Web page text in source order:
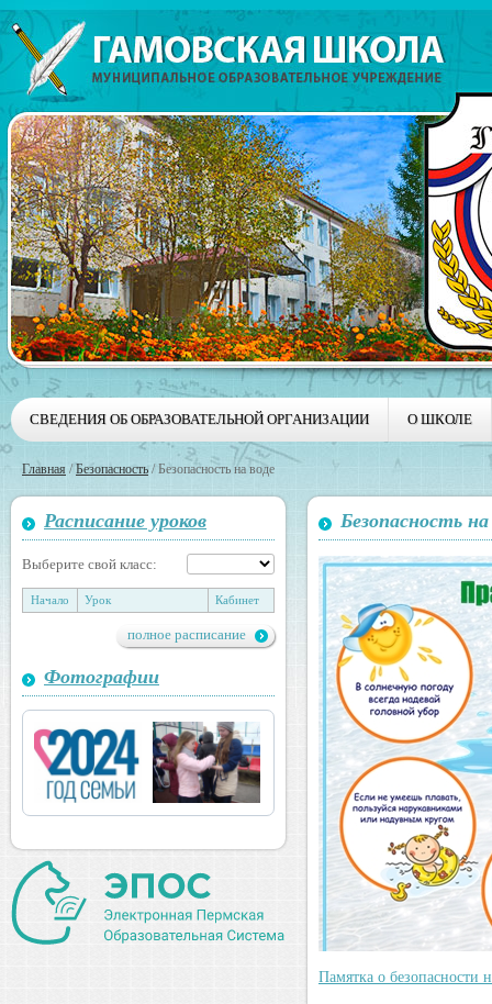
СВЕДЕНИЯ ОБ ОБРАЗОВАТЕЛЬНОЙ ОРГАНИЗАЦИИ О ШКОЛЕ
Главная /Безопасность / Безопасность на воде
Расписание уроков
Выберите свой класс:
Начало Урок Кабинет
полное расписание
Фотографии
Безопасность на
Памятка о безопасности